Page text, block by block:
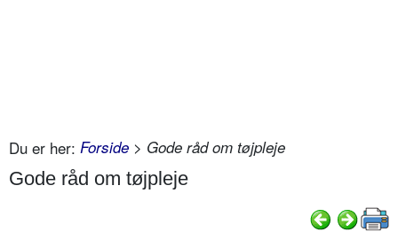
Du er her: Forside > Gode råd om tøjpleje
Gode råd om tøjpleje